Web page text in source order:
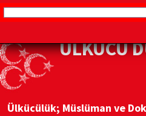
ÜLKÜCÜ
Ülkücülük; Müslüman ve